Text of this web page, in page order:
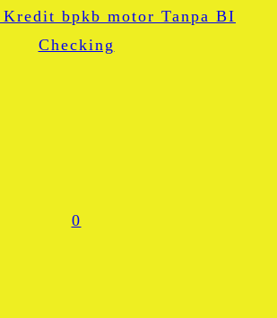
Share
Kredit bpkb motor Tanpa BI
Checking
0